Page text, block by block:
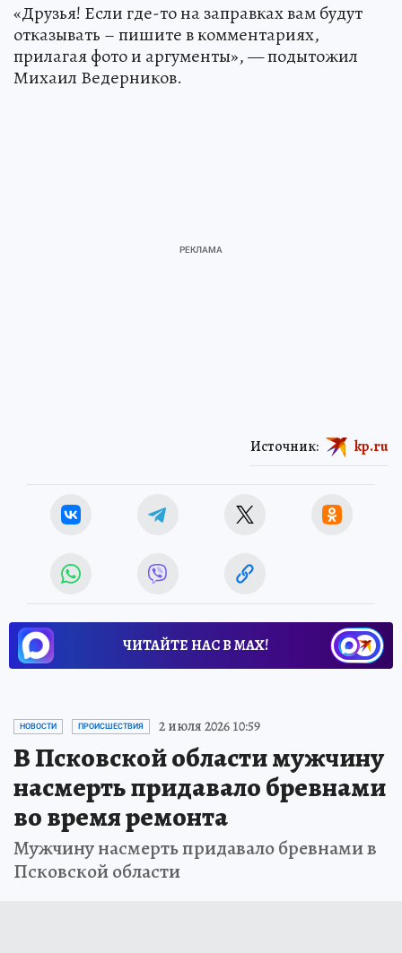
«Друзья! Если где-то на заправках вам будут
отказывать – пишите в комментариях,
прилагая фото и аргументы», — подытожил
Михаил Ведерников.
Источник: kp.ru
ЧИТАЙТЕ НАС В МАХ!
НОВОСТИ ПРОИСШЕСТВИЯ 2 июля 2026 10:59
В Псковской области мужчину
насмерть придавало бревнами
во время ремонта
Мужчину насмерть придавало бревнами в
Псковской области